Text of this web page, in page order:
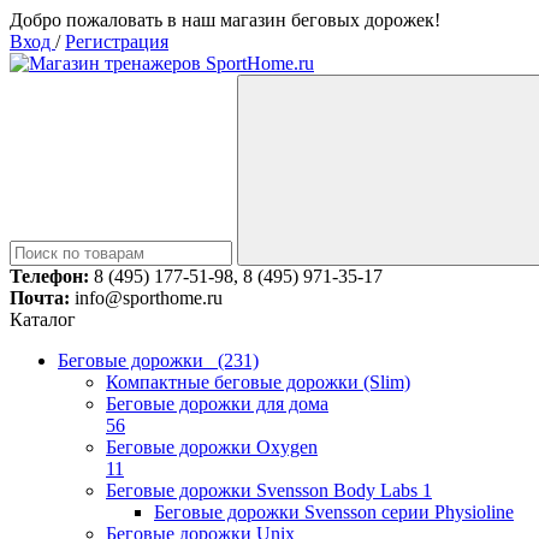
Добро пожаловать в наш магазин беговых дорожек!
Вход /Регистрация
Телефон: 8 (495) 177-51-98, 8 (495) 971-35-17
Почта: info@sporthome.ru
Каталог
Беговые дорожки (231)
Компактные беговые дорожки (Slim)
Беговые дорожки для дома
56
Беговые дорожки Oxygen
11
Беговые дорожки Svensson Body Labs 1
Беговые дорожки Svensson серии Physioline
Беговые дорожки Unix